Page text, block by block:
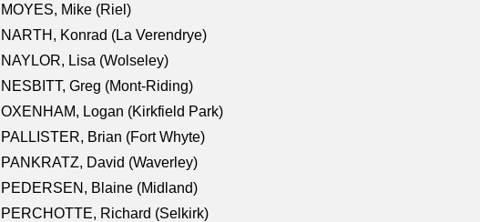
MOYES, Mike (Riel)
NARTH, Konrad (La Verendrye)
NAYLOR, Lisa (Wolseley)
NESBITT, Greg (Mont-Riding)
OXENHAM, Logan (Kirkfield Park)
PALLISTER, Brian (Fort Whyte)
PANKRATZ, David (Waverley)
PEDERSEN, Blaine (Midland)
PERCHOTTE, Richard (Selkirk)